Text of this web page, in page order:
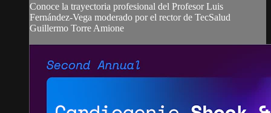
Conoce la trayectoria profesional del Profesor Luis
Fernández-Vega moderado por el rector de TecSalud
Guillermo Torre Amione